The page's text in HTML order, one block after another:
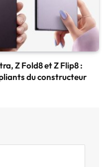
Z Fold8 et Z Flip8 :
du constructeur